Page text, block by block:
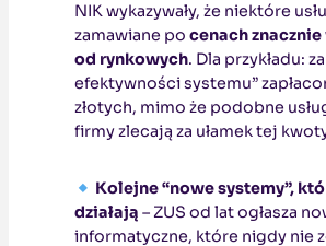
NIK wykazywały, że niektóre
zamawiane po cenach znacznie
od rynkowych. Dla przykładu:
efektywności systemu”
złotych, mimo że podobne
firmy zlecają za ułamek tej
Kolejne “nowe systemy”,
działają – ZUS od lat ogłasza
informatyczne, które nigdy nie